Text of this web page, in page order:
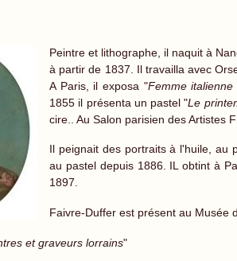
Peintre et lithographe, il naquit à
à partir de 1837. Il travailla avec
A Paris, il exposa "Femme
1855 il présenta un pastel "Le
cire.. Au Salon parisien des Artistes
Il peignait des portraits à l'huile, au
au pastel depuis 1886. IL obtint à
1897.
Faivre-Duffer est présent au Musée
et graveurs lorrains"